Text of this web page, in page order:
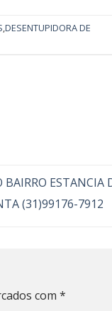
,DESENTUPIDORA DE
ESTANCIA
(31)99176-7912
com *